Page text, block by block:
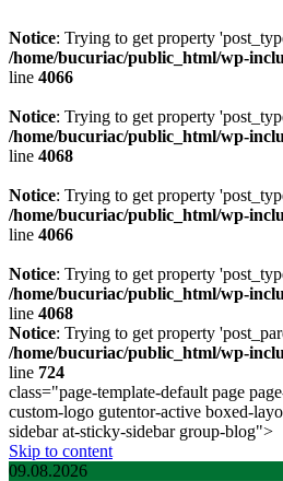
Notice: Trying to get property
/home/bucuriac/public_html/wp-
line 4066
Notice: Trying to get property
/home/bucuriac/public_html/wp-
line 4068
Notice: Trying to get property
/home/bucuriac/public_html/wp-
line 4066
Notice: Trying to get property
/home/bucuriac/public_html/wp-
line 4068
Notice: Trying to get property
/home/bucuriac/public_html/wp-
line 724
class="page-template-default page
custom-logo gutentor-active boxed-
sidebar at-sticky-sidebar group-blog">
Skip to content
09.08.2026